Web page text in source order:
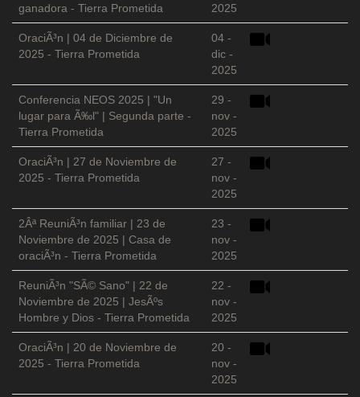
ganadora - Tierra Prometida
2025
OraciÃ³n | 04 de Diciembre de
2025 - Tierra Prometida
04 -
dic -
2025
Conferencia NEOS 2025 | "Un
lugar para Ã‰l" | Segunda parte -
Tierra Prometida
29 -
nov -
2025
OraciÃ³n | 27 de Noviembre de
2025 - Tierra Prometida
27 -
nov -
2025
2Âª ReuniÃ³n familiar | 23 de
Noviembre de 2025 | Casa de
oraciÃ³n - Tierra Prometida
23 -
nov -
2025
ReuniÃ³n "SÃ© Sano" | 22 de
Noviembre de 2025 | JesÃºs
Hombre y Dios - Tierra Prometida
22 -
nov -
2025
OraciÃ³n | 20 de Noviembre de
2025 - Tierra Prometida
20 -
nov -
2025